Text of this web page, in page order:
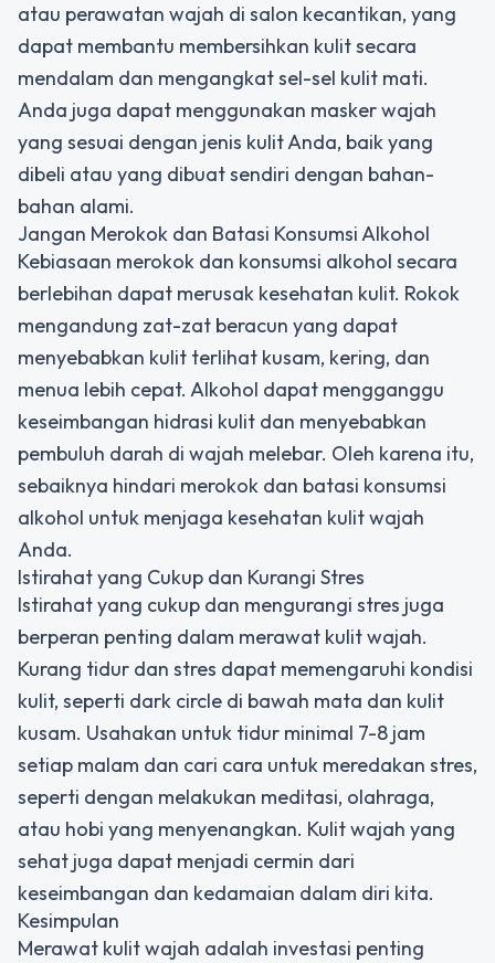
atau perawatan wajah di salon kecantikan, yang
dapat membantu membersihkan kulit secara
mendalam dan mengangkat sel-sel kulit mati.
Anda juga dapat menggunakan masker wajah
yang sesuai dengan jenis kulit Anda, baik yang
dibeli atau yang dibuat sendiri dengan bahan-
bahan alami.
Jangan Merokok dan Batasi Konsumsi Alkohol
Kebiasaan merokok dan konsumsi alkohol secara
berlebihan dapat merusak kesehatan kulit. Rokok
mengandung zat-zat beracun yang dapat
menyebabkan kulit terlihat kusam, kering, dan
menua lebih cepat. Alkohol dapat mengganggu
keseimbangan hidrasi kulit dan menyebabkan
pembuluh darah di wajah melebar. Oleh karena itu,
sebaiknya hindari merokok dan batasi konsumsi
alkohol untuk menjaga kesehatan kulit wajah
Anda.
Istirahat yang Cukup dan Kurangi Stres
Istirahat yang cukup dan mengurangi stres juga
berperan penting dalam merawat kulit wajah.
Kurang tidur dan stres dapat memengaruhi kondisi
kulit, seperti dark circle di bawah mata dan kulit
kusam. Usahakan untuk tidur minimal 7-8 jam
setiap malam dan cari cara untuk meredakan stres,
seperti dengan melakukan meditasi, olahraga,
atau hobi yang menyenangkan. Kulit wajah yang
sehat juga dapat menjadi cermin dari
keseimbangan dan kedamaian dalam diri kita.
Kesimpulan
Merawat kulit wajah adalah investasi penting